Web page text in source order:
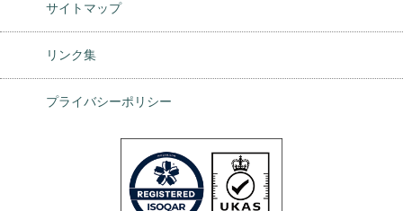
サイトマップ
リンク集
プライバシーポリシー